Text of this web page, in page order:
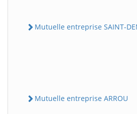
Mutuelle entreprise SAINT-
Mutuelle entreprise ARROU